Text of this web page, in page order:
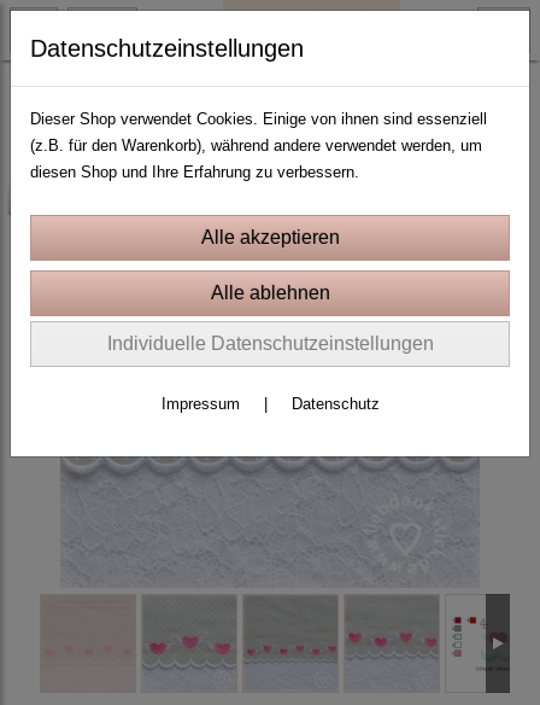
ITH Stickprojekte In the Hoop
Datenschutzeinstellungen
Dieser Shop verwendet Cookies. Einige von ihnen sind essenziell
(z.B. für den Warenkorb), während andere verwendet werden, um
diesen Shop und Ihre Erfahrung zu verbessern.
Individuelle Datenschutzeinstellungen
Impressum Datenschutz